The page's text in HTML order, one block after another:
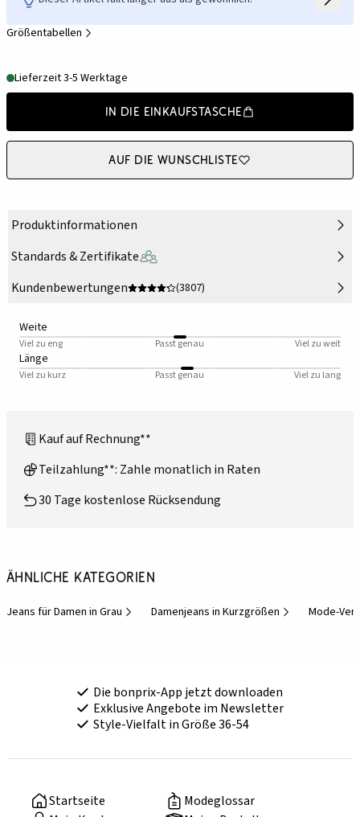
Größentabellen
Lieferzeit 3-5 Werktage
In die Einkaufstasche
Auf die Wunschliste
Produktinformationen
Standards & Zertifikate
Kundenbewertungen
(3807)
Weite
Viel zu eng Passt genau Viel zu weit
Länge
Viel zu kurz Passt genau Viel zu lang
Kauf auf Rechnung**
Teilzahlung**: Zahle monatlich in Raten
30 Tage kostenlose Rücksendung
Ähnliche Kategorien
Jeans für Damen in Grau Damenjeans in Kurzgrößen Mode-
Die bonprix-App jetzt downloaden
Exklusive Angebote im Newsletter
Style-Vielfalt in Größe 36-54
Startseite
Modeglossar